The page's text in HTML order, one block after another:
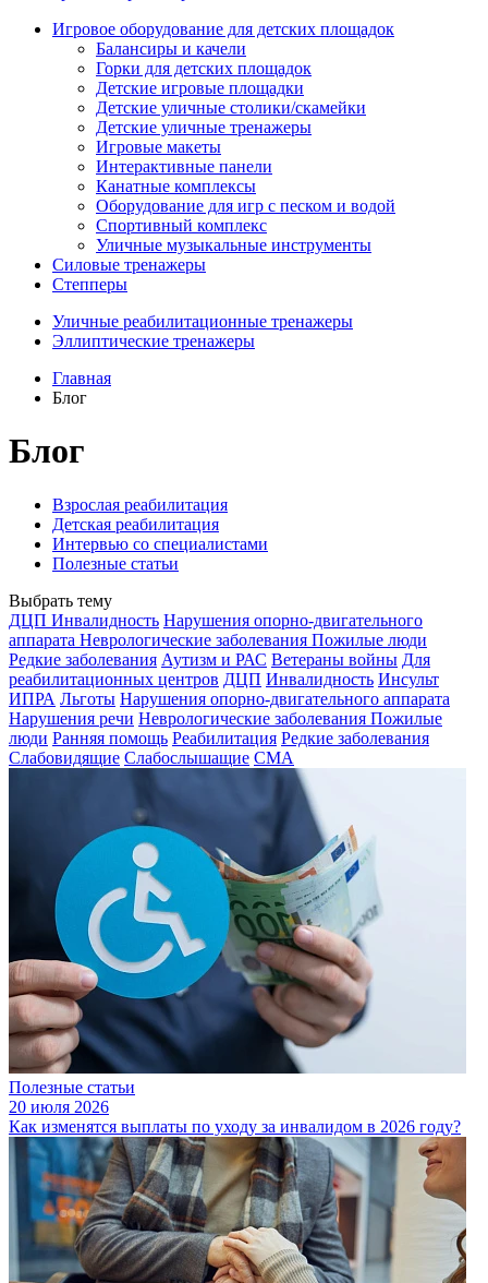
Игровое оборудование для детских площадок
Балансиры и качели
Горки для детских площадок
Детские игровые площадки
Детские уличные столики/скамейки
Детские уличные тренажеры
Игровые макеты
Интерактивные панели
Канатные комплексы
Оборудование для игр с песком и водой
Спортивный комплекс
Уличные музыкальные инструменты
Силовые тренажеры
Степперы
Уличные реабилитационные тренажеры
Эллиптические тренажеры
Главная
Блог
Блог
Взрослая реабилитация
Детская реабилитация
Интервью со специалистами
Полезные статьи
Выбрать тему
ДЦП Инвалидность Нарушения опорно-двигательного
аппарата Неврологические заболевания Пожилые люди
Редкие заболевания Аутизм и РАС Ветераны войны Для
реабилитационных центров ДЦП Инвалидность Инсульт
ИПРА Льготы Нарушения опорно-двигательного аппарата
Нарушения речи Неврологические заболевания Пожилые
люди Ранняя помощь Реабилитация Редкие заболевания
Слабовидящие Слабослышащие СМА
Полезные статьи
20 июля 2026
Как изменятся выплаты по уходу за инвалидом в 2026 году?